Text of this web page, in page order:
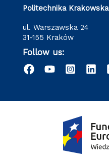
Politechnika Krakowska
ul. Warszawska 24
31-155 Kraków
Follow us: